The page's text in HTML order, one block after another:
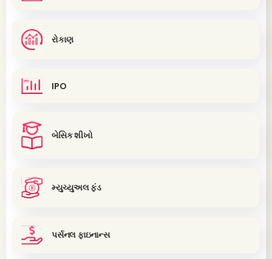
રોકાણ
IPO
બેસિક શીખો
મ્યુચ્યુઅલ ફંડ
પર્સનલ ફાઇનાન્સ